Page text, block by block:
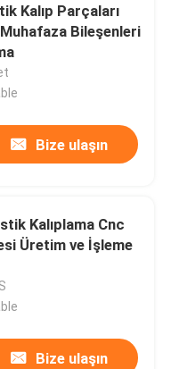
Kalıp Parçaları
Bileşenleri
Bize ulaşın
Kalıplama Cnc
Üretim ve İşleme
Bize ulaşın